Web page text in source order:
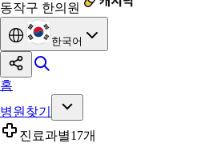
동작구 한의원
한국어
홈
병원찾기
진료과별17개